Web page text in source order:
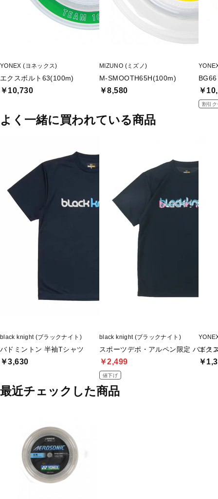
YONEX (ヨネックス)
エクスボルト63(100m)
￥10,730
MIZUNO (ミズノ)
M-SMOOTH65H(100m)
￥8,580 ￥
割引ク
よく一緒に買われている商品
black knight (ブラックナイト)
バドミントン 半袖Tシャツ
￥3,630
black knight (ブラックナイト)
スポーツデポ・アルペン限定 バドミ
￥2,499
値下げ
エク
￥
最近チェックした商品